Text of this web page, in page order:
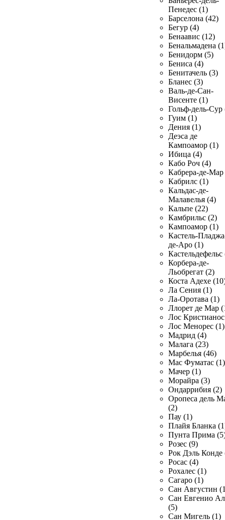
Пенедес (1)
Барселона (42)
Бегур (4)
Бенаавис (12)
Бенальмадена
Бенидорм (5)
Бениса (4)
Бенитачель (3)
Бланес (3)
Валь-де-Сан-
Висенте (1)
Гольф-дель-Сур
Гуим (1)
Дения (1)
Деэса де
Кампоамор (1)
Ибица (4)
Кабо Роч (4)
Кабрера-де-Мар
Кабрилс (1)
Кальдас-де-
Малавелья (4)
Кальпе (22)
Камбрильс (2)
Кампоамор (1)
Кастель-
де-Аро (1)
Кастельдефельс
Корбера-де-
Льобрегат (2)
Коста Адехе
Ла Сения (1)
Ла-Оротава (1)
Ллорет де Мар
Лос
Лос Менорес (1)
Мадрид (4)
Малага (23)
Марбелья (46)
Мас Фуматас (1)
Мачер (1)
Морайра (3)
Ондаррибия (2)
Оропеса дель
(2)
Пау (1)
Плайя Бланка
Пунта Прима
Розес (9)
Рок Дэль Конде
Росас (4)
Рохалес (1)
Сагаро (1)
Сан Августин
Сан Евгенио
(5)
Сан Мигель (1)